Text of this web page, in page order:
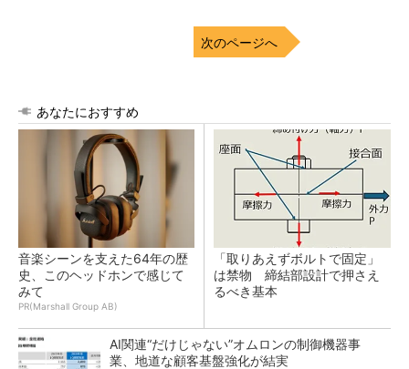
次のページへ
あなたにおすすめ
音楽シーンを支えた64年の歴
史、このヘッドホンで感じて
みて
PR(Marshall Group AB)
「取りあえずボルトで固定」
は禁物 締結部設計で押さえ
るべき基本
AI関連“だけじゃない”オムロンの制御機器事
業、地道な顧客基盤強化が結実